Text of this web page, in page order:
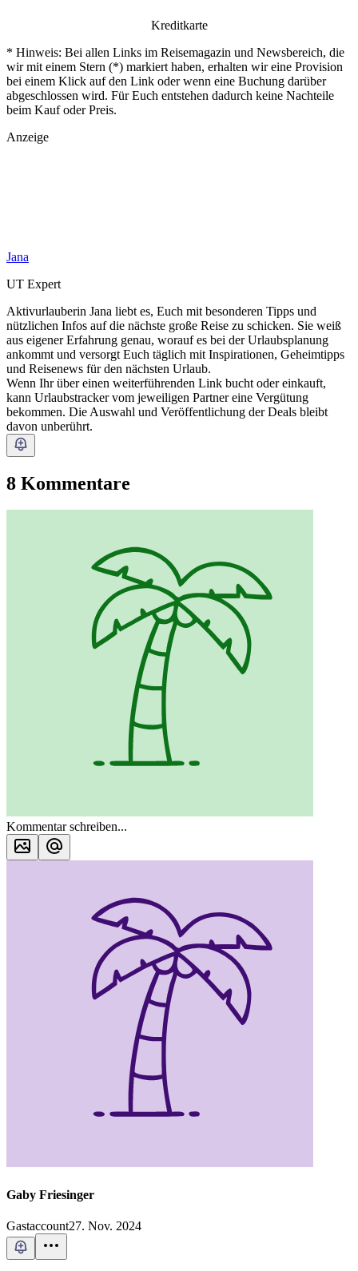
Kreditkarte
* Hinweis: Bei allen Links im Reisemagazin und Newsbereich, die
wir mit einem Stern (*) markiert haben, erhalten wir eine Provision
bei einem Klick auf den Link oder wenn eine Buchung darüber
abgeschlossen wird. Für Euch entstehen dadurch keine Nachteile
beim Kauf oder Preis.
Anzeige
Jana
UT Expert
Aktivurlauberin Jana liebt es, Euch mit besonderen Tipps und
nützlichen Infos auf die nächste große Reise zu schicken. Sie weiß
aus eigener Erfahrung genau, worauf es bei der Urlaubsplanung
ankommt und versorgt Euch täglich mit Inspirationen, Geheimtipps
und Reisenews für den nächsten Urlaub.
Wenn Ihr über einen weiterführenden Link bucht oder einkauft,
kann Urlaubstracker vom jeweiligen Partner eine Vergütung
bekommen. Die Auswahl und Veröffentlichung der Deals bleibt
davon unberührt.
8 Kommentare
Kommentar schreiben...
Gaby Friesinger
Gastaccount27. Nov. 2024